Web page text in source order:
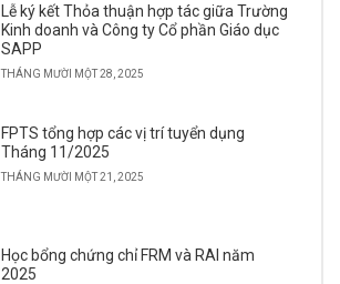
Lễ ký kết Thỏa thuận hợp tác giữa Trường
Kinh doanh và Công ty Cổ phần Giáo dục
SAPP
THÁNG MƯỜI MỘT 28, 2025
FPTS tổng hợp các vị trí tuyển dụng
Tháng 11/2025
THÁNG MƯỜI MỘT 21, 2025
Học bổng chứng chỉ FRM và RAI năm
2025